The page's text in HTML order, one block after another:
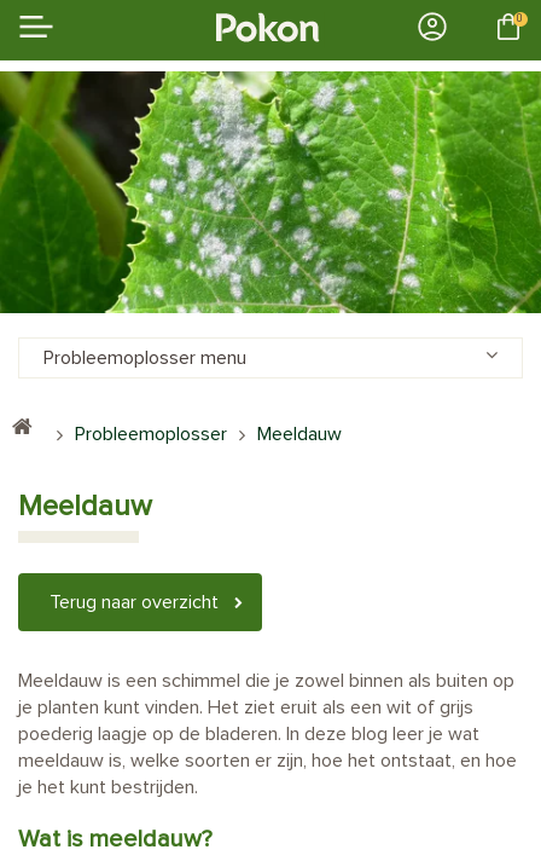
0
Probleemoplosser menu
Probleemoplosser Meeldauw
Meeldauw
Terug naar overzicht
Meeldauw is een schimmel die je zowel binnen als buiten op
je planten kunt vinden. Het ziet eruit als een wit of grijs
poederig laagje op de bladeren. In deze blog leer je wat
meeldauw is, welke soorten er zijn, hoe het ontstaat, en hoe
je het kunt bestrijden.
Wat is meeldauw?